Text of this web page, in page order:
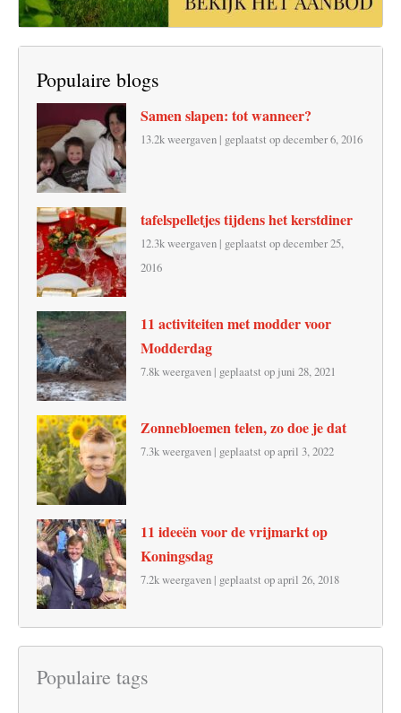
Populaire blogs
Samen slapen: tot wanneer?
13.2k weergaven | geplaatst op december 6, 2016
tafelspelletjes tijdens het kerstdiner
12.3k weergaven | geplaatst op december 25,
2016
11 activiteiten met modder voor
Modderdag
7.8k weergaven | geplaatst op juni 28, 2021
Zonnebloemen telen, zo doe je dat
7.3k weergaven | geplaatst op april 3, 2022
11 ideeën voor de vrijmarkt op
Koningsdag
7.2k weergaven | geplaatst op april 26, 2018
Populaire tags